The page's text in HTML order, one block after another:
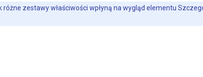
różne zestawy właściwości wpłyną na wygląd elementu